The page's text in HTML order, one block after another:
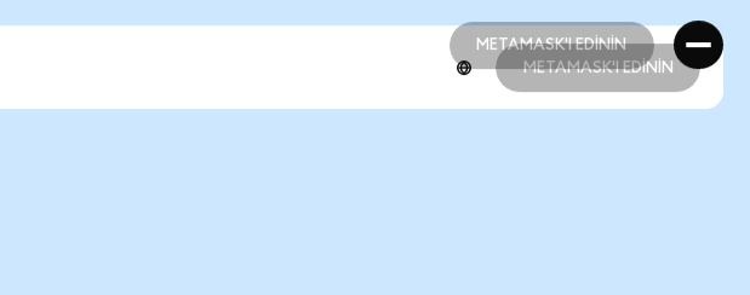
METAMASK'I EDİNİN
METAMASK'I EDİNİN
METAMASK'I EDİNİN